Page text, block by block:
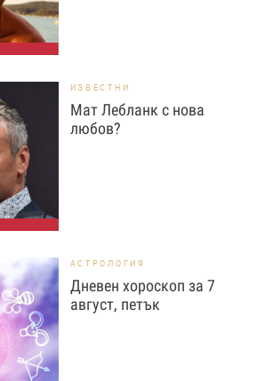
ИЗВЕСТНИ
Мат Лебланк с нова
любов?
АСТРОЛОГИЯ
Дневен хороскоп за 7
август, петък